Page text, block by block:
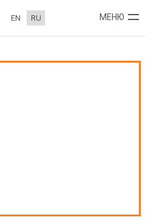
EN RU МЕНЮ